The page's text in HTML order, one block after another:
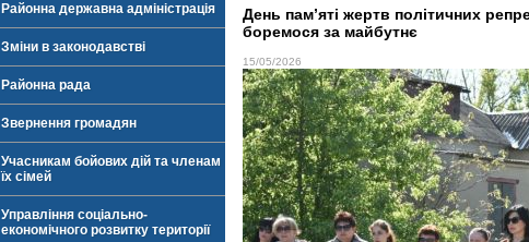
Районна державна адміністрація
Зміни в законодавстві
Районна рада
Звернення громадян
Учасникам бойових дій та членам
їх сімей
Управління соціально-
економічного розвитку території
День пам’яті жертв політичних
боремося за майбутнє
15/05/2026